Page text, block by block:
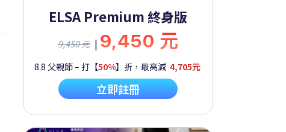
ELSA Premium 終身版
9,450 元 | 9,450 元
8.8 父親節 – 打【50%】折，最高減 4,705元
立即註冊